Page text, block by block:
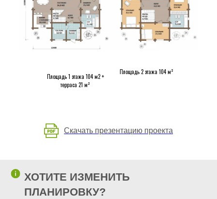
Площадь 1 этажа 104 м2 +
терраса 21 м²
Площадь 2 этажа 104 м²
Скачать презентацию проекта
ХОТИТЕ ИЗМЕНИТЬ
ПЛАНИРОВКУ?